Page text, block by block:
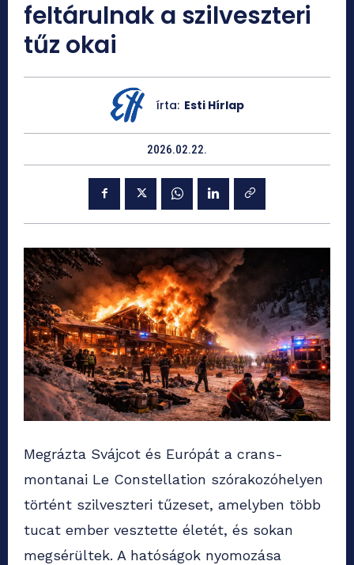
feltárulnak a szilveszteri
tűz okai
írta: Esti Hírlap
2026.02.22.
Megrázta Svájcot és Európát a crans-
montanai Le Constellation szórakozóhelyen
történt szilveszteri tűzeset, amelyben több
tucat ember vesztette életét, és sokan
megsérültek. A hatóságok nyomozása